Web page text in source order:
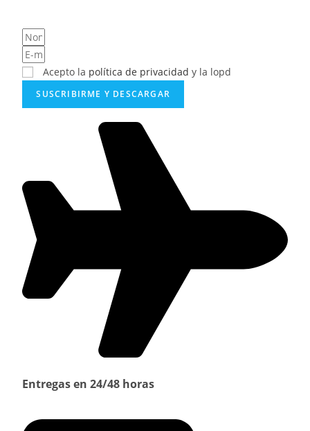
Acepto la política de privacidad y la lopd
SUSCRIBIRME Y DESCARGAR
Entregas en 24/48 horas